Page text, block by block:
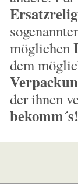
möglichen
dem
der ihnen
bekomm´s!